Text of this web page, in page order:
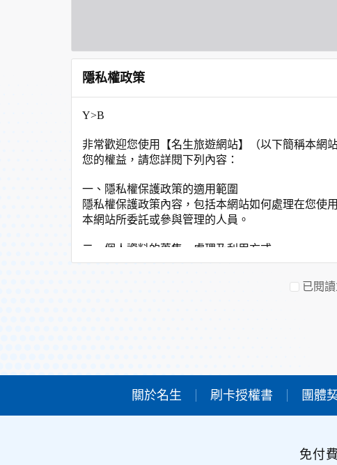
隱私權政策
Y>B
非常歡迎您使用【名生旅遊網站】（以下簡稱本網
您的權益，請您詳閱下列內容：
一、隱私權保護政策的適用範圍
隱私權保護政策內容，包括本網站如何處理在您使
本網站所委託或參與管理的人員。
二、個人資料的蒐集、處理及利用方式
當您造訪本網站或使用本網站所提供之功能服務時
非經您書面同意，本網站不會將個人資料用於其他
本網站在您使用服務信箱、問卷調查等互動性功能
為提供精確的服務，我們會將收集的問卷調查內
本網站主機均設有防火牆、防毒系統等相關的各
人員才能接觸您的個人資料，相關處理人員皆簽有
已閱
關於名生 刷卡授權書 團體
免付